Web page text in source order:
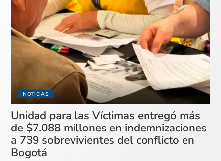
NOTICIAS
Unidad para las Víctimas entregó más
de $7.088 millones en indemnizaciones
a 739 sobrevivientes del conflicto en
Bogotá